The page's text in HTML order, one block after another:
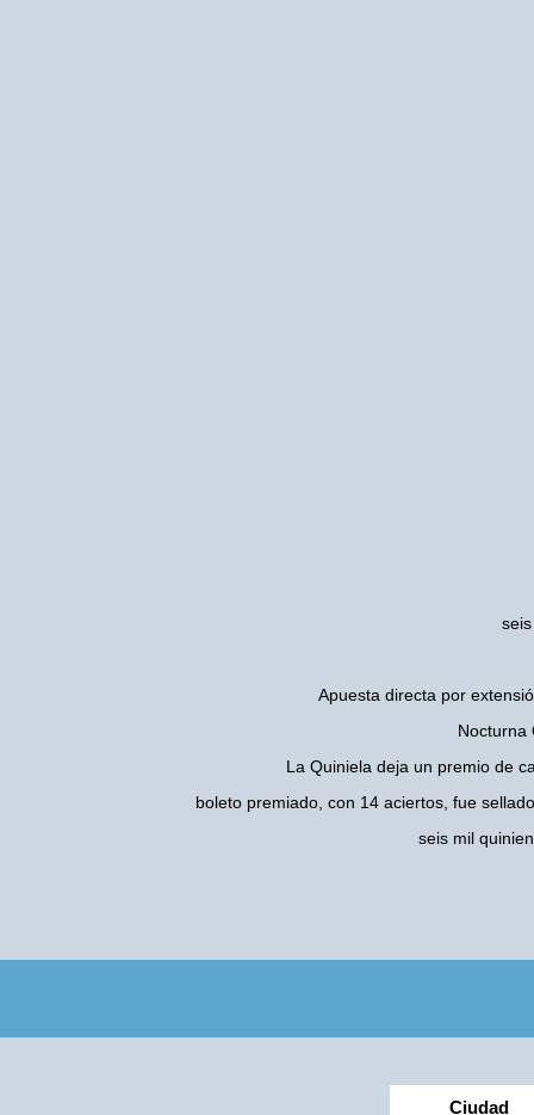
Apuesta directa por
Nocturna
La Quiniela deja un premio de
boleto premiado, con 14 aciertos, fue
seis mil
Ciudad